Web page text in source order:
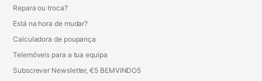
Repara ou troca?
Está na hora de mudar?
Calculadora de poupança
Telemóveis para a tua equipa
Subscrever Newsletter, €5 BEMVINDO5